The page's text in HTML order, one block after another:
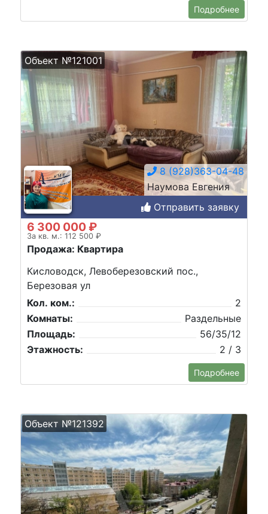
Подробнее
Объект №121001
8 (928)363-04-48
Наумова Евгения
Отправить заявку
6 300 000 ₽
За кв. м.: 112 500 ₽
Продажа: Квартира
Кисловодск, Левоберезовский пос.,
Березовая ул
Кол. ком.:
2
Комнаты:
Раздельные
Площадь:
56/35/12
Этажность:
2 / 3
Подробнее
Объект №121392